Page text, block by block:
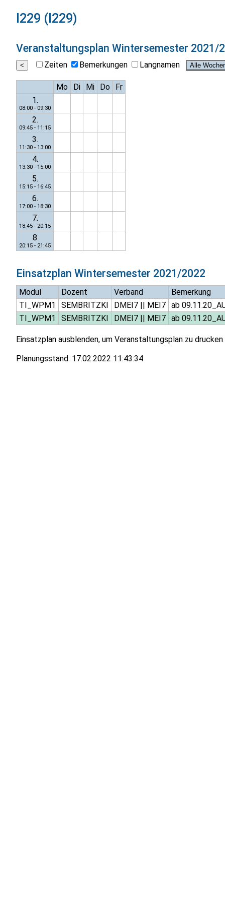
I229 (I229)
Veranstaltungsplan Wintersemester 2021/
Zeiten Bemerkungen Langnamen
Mo Di Mi Do
Fr
1.
08:00 - 09:30
2.
09:45 - 11:15
3.
11:30 - 13:00
4.
13:30 - 15:00
5.
15:15 - 16:45
6.
17:00 - 18:30
7.
18:45 - 20:15
8
20:15 - 21:45
Einsatzplan Wintersemester 2021/2022
Modul Dozent Verband
Bemerkung
TI_WPM1
SEMBRITZKI DMEI7|| MEI7 ab
TI_WPM1
SEMBRITZKI DMEI7|| MEI7 ab
Einsatzplan ausblenden, um Veranstaltungsplan zu drucken
Planungsstand: 17.02.2022 11:43:34